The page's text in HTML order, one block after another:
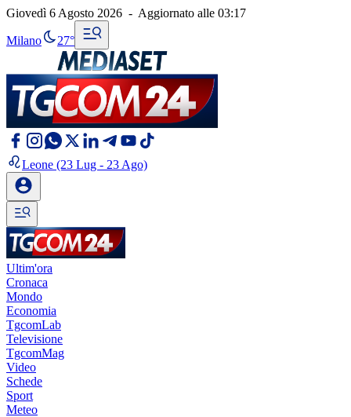
Giovedì 6 Agosto 2026 - Aggiornato alle 03:17
Milano 27°
Leone (23 Lug - 23 Ago)
Ultim'ora
Cronaca
Mondo
Economia
TgcomLab
Televisione
TgcomMag
Video
Schede
Sport
Meteo